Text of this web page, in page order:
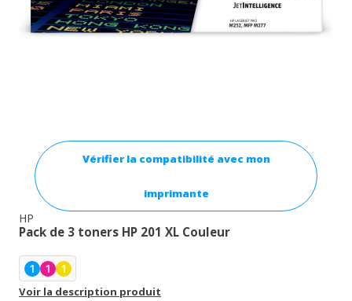
Vérifier la compatibilité avec mon
imprimante
HP
Pack de 3 toners HP 201 XL Couleur
1 1 1
Voir la description produit